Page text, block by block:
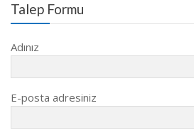
Talep Formu
Adınız
E-posta adresiniz